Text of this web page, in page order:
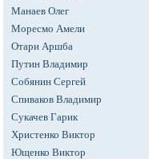
Манаев Олег
Моресмо Амели
Отари Аршба
Путин Владимир
Собянин Сергей
Спиваков Владимир
Сукачев Гарик
Христенко Виктор
Ющенко Виктор